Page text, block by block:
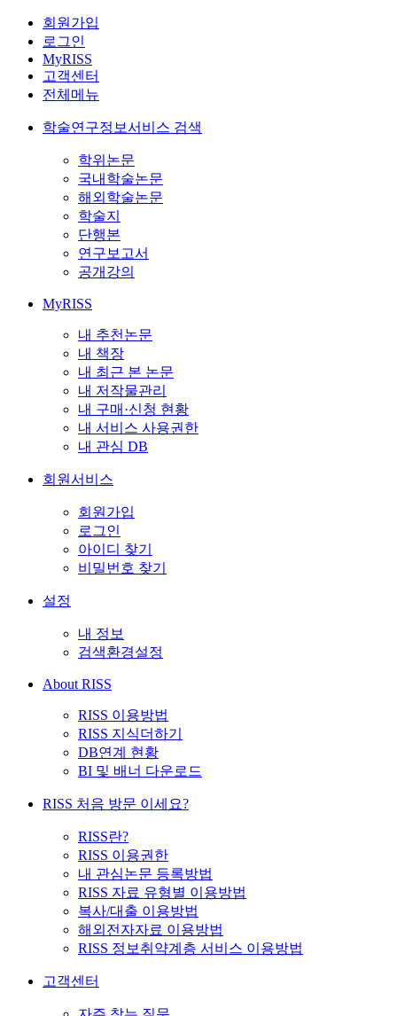
회원가입
로그인
MyRISS
고객센터
전체메뉴
학술연구정보서비스 검색
학위논문
국내학술논문
해외학술논문
학술지
단행본
연구보고서
공개강의
MyRISS
내 추천논문
내 책장
내 최근 본 논문
내 저작물관리
내 구매·신청 현황
내 서비스 사용권한
내 관심 DB
회원서비스
회원가입
로그인
아이디 찾기
비밀번호 찾기
설정
내 정보
검색환경설정
About RISS
RISS 이용방법
RISS 지식더하기
DB연계 현황
BI 및 배너 다운로드
RISS 처음 방문 이세요?
RISS란?
RISS 이용권한
내 관심논문 등록방법
RISS 자료 유형별 이용방법
복사/대출 이용방법
해외전자자료 이용방법
RISS 정보취약계층 서비스 이용방법
고객센터